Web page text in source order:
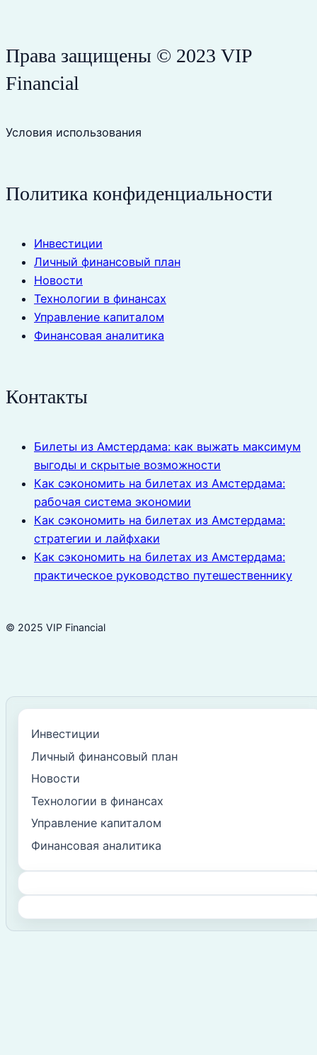
Права защищены © 2023 VIP
Financial
Условия использования
Политика конфиденциальности
Инвестиции
Личный финансовый план
Новости
Технологии в финансах
Управление капиталом
Финансовая аналитика
Контакты
Билеты из Амстердама: как выжать максимум
выгоды и скрытые возможности
Как сэкономить на билетах из Амстердама:
рабочая система экономии
Как сэкономить на билетах из Амстердама:
стратегии и лайфхаки
Как сэкономить на билетах из Амстердама:
практическое руководство путешественнику
© 2025 VIP Financial
Инвестиции
Личный финансовый план
Новости
Технологии в финансах
Управление капиталом
Финансовая аналитика